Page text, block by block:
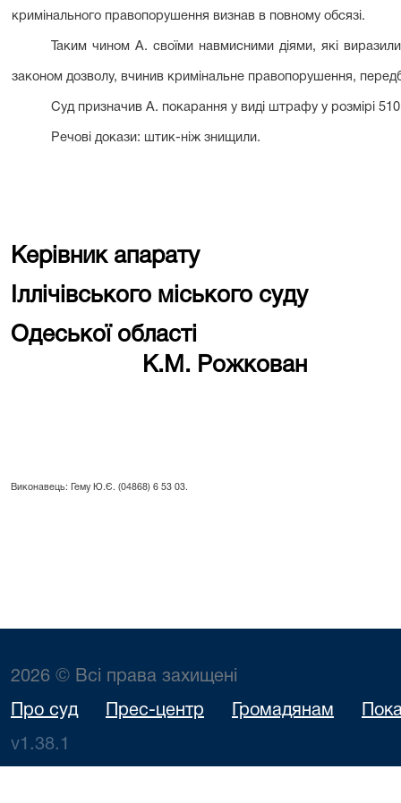
кримінального правопорушення визнав в повному обсязі.
Таким чином А. своїми навмисними діями, які
законом дозволу, вчинив кримінальне правопорушення,
Суд призначив А. покарання у виді штрафу у розмірі
Речові докази: штик-ніж знищили.
Керівник апарату
Іллічівського міського суду
Одеської області
К.М. Рожкован
Виконавець: Гему Ю.Є. (04868) 6 53 03.
2026 © Всі права захищені
Про суд Прес-центр Громадянам
v1.38.1